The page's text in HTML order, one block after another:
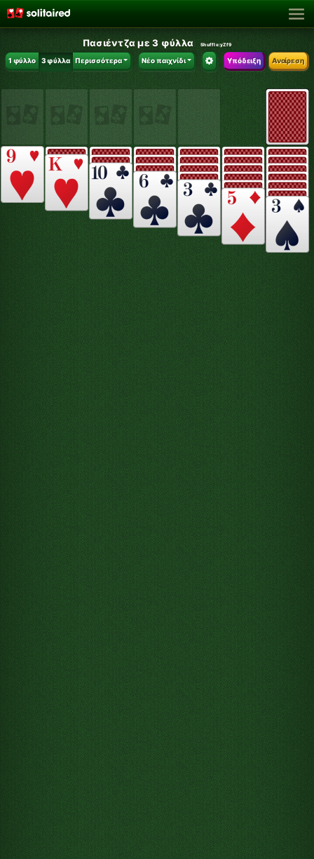
Πασιέντζα με 3 φύλλα Shuffle:yZf9
1 φύλλο 3 φύλλα Περισσότερα Νέο παιχνίδι Υπόδειξη Αναίρεση